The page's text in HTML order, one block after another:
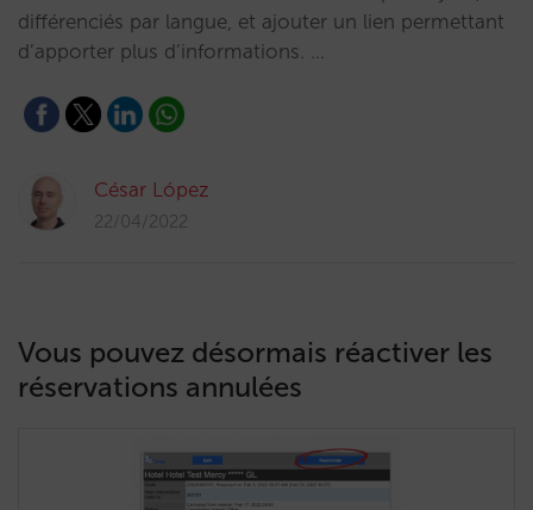
différenciés par langue, et ajouter un lien permettant
d’apporter plus d’informations. …
César López
22/04/2022
Vous pouvez désormais réactiver les
réservations annulées